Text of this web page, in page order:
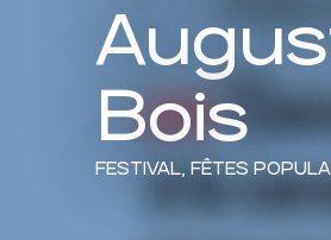
Bois
FESTIVAL, FÊTES